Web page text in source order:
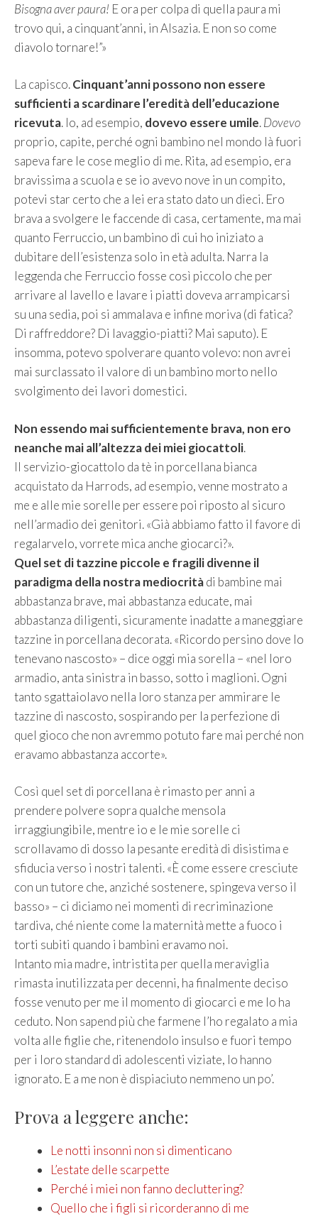
Bisogna aver paura! E ora per colpa di quella paura mi
trovo qui, a cinquant’anni, in Alsazia. E non so come
diavolo tornare!”»
La capisco.Cinquant’anni possono non essere
sufficienti a scardinare l’eredità dell’educazione
ricevuta. Io, ad esempio, dovevo essere umile.Dovevo
proprio, capite, perché ogni bambino nel mondo là fuori
sapeva fare le cose meglio di me. Rita, ad esempio, era
bravissima a scuola e se io avevo nove in un compito,
potevi star certo che a lei era stato dato un dieci. Ero
brava a svolgere le faccende di casa, certamente, ma mai
quanto Ferruccio, un bambino di cui ho iniziato a
dubitare dell’esistenza solo in età adulta. Narra la
leggenda che Ferruccio fosse così piccolo che per
arrivare al lavello e lavare i piatti doveva arrampicarsi
su una sedia, poi si ammalava e infine moriva (di fatica?
Di raffreddore? Di lavaggio-piatti? Mai saputo). E
insomma, potevo spolverare quanto volevo: non avrei
mai surclassato il valore di un bambino morto nello
svolgimento dei lavori domestici.
Non essendo mai sufficientemente brava, non ero
neanche mai all’altezza dei miei giocattoli.
Il servizio-giocattolo da tè in porcellana bianca
acquistato da Harrods, ad esempio, venne mostrato a
me e alle mie sorelle per essere poi riposto al sicuro
nell’armadio dei genitori. «Già abbiamo fatto il favore di
regalarvelo, vorrete mica anche giocarci?».
Quel set di tazzine piccole e fragili divenne il
paradigma della nostra mediocritàdi bambine mai
abbastanza brave, mai abbastanza educate, mai
abbastanza diligenti, sicuramente inadatte a maneggiare
tazzine in porcellana decorata. «Ricordo persino dove lo
tenevano nascosto» – dice oggi mia sorella – «nel loro
armadio, anta sinistra in basso, sotto i maglioni. Ogni
tanto sgattaiolavo nella loro stanza per ammirare le
tazzine di nascosto, sospirando per la perfezione di
quel gioco che non avremmo potuto fare mai perché non
eravamo abbastanza accorte».
Così quel set di porcellana è rimasto per anni a
prendere polvere sopra qualche mensola
irraggiungibile, mentre io e le mie sorelle ci
scrollavamo di dosso la pesante eredità di disistima e
sfiducia verso i nostri talenti. «È come essere cresciute
con un tutore che, anziché sostenere, spingeva verso il
basso» – ci diciamo nei momenti di recriminazione
tardiva, ché niente come la maternità mette a fuoco i
torti subiti quando i bambini eravamo noi.
Intanto mia madre, intristita per quella meraviglia
rimasta inutilizzata per decenni, ha finalmente deciso
fosse venuto per me il momento di giocarci e me lo ha
ceduto. Non sapend più che farmene l’ho regalato a mia
volta alle figlie che, ritenendolo insulso e fuori tempo
per i loro standard di adolescenti viziate, lo hanno
ignorato. E a me non è dispiaciuto nemmeno un po’.
Prova a leggere anche:
Le notti insonni non si dimenticano
L’estate delle scarpette
Perché i miei non fanno decluttering?
Quello che i figli si ricorderanno di me